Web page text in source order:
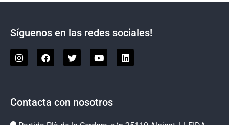
Síguenos en las redes sociales!
Contacta con nosotros